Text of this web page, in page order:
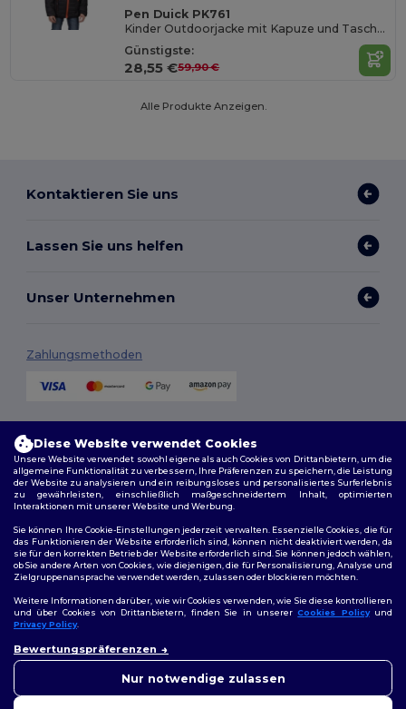
Pen Duick PK761
Kinder Outdoorjacke mit Kapuze und Taschen
Günstigste:
28,55 €59,90 €
Alle Produkte Anzeigen.
Kontaktieren Sie uns
Lassen Sie uns helfen
Unser Unternehmen
Zahlungsmethoden
Allgemeine Geschäftsbedingungen
Datenschutzbestimmungen|Cookie-Richtlinie|Site Map
Folge uns
Diese Website verwendet Cookies
Unsere Website verwendet sowohl eigene als auch Cookies von Drittanbietern, um die
allgemeine Funktionalität zu verbessern, Ihre Präferenzen zu speichern, die Leistung
der Website zu analysieren und ein reibungsloses und personalisiertes Surferlebnis
zu gewährleisten, einschließlich maßgeschneidertem Inhalt, optimierten
Interaktionen mit unserer Website und Werbung.
Sie können Ihre Cookie-Einstellungen jederzeit verwalten. Essenzielle Cookies, die für
das Funktionieren der Website erforderlich sind, können nicht deaktiviert werden, da
sie für den korrekten Betrieb der Website erforderlich sind. Sie können jedoch wählen,
ob Sie andere Arten von Cookies, wie diejenigen, die für Personalisierung, Analyse und
Zielgruppenansprache verwendet werden, zulassen oder blockieren möchten.
Weitere Informationen darüber, wie wir Cookies verwenden, wie Sie diese kontrollieren
und über Cookies von Drittanbietern, finden Sie in unsererCookies Policyund
Privacy Policy.
Bewertungspräferenzen
Nur notwendige zulassen
uns jederzeit kontaktieren.